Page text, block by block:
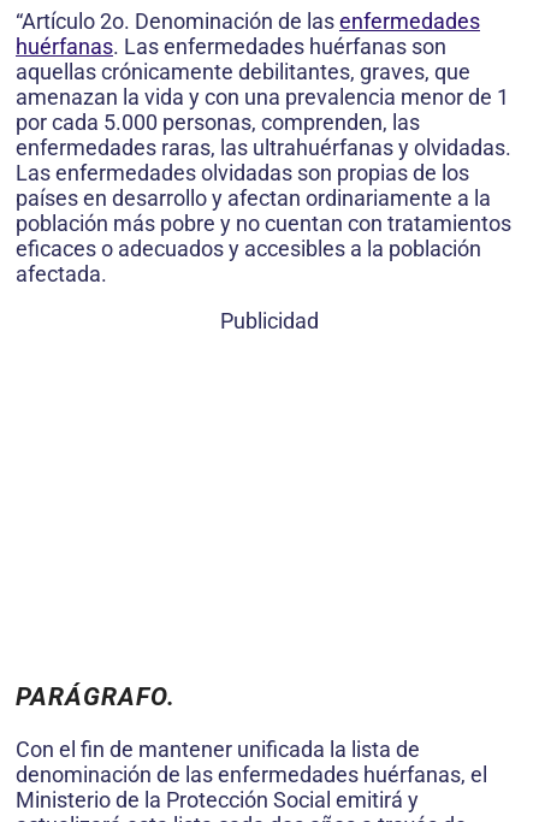
“Artículo 2o. Denominación de lasenfermedades
huérfanas. Las enfermedades huérfanas son
aquellas crónicamente debilitantes, graves, que
amenazan la vida y con una prevalencia menor de 1
por cada 5.000 personas, comprenden, las
enfermedades raras, las ultrahuérfanas y olvidadas.
Las enfermedades olvidadas son propias de los
países en desarrollo y afectan ordinariamente a la
población más pobre y no cuentan con tratamientos
eficaces o adecuados y accesibles a la población
afectada.
Publicidad
PARÁGRAFO.
Con el fin de mantener unificada la lista de
denominación de las enfermedades huérfanas, el
Ministerio de la Protección Social emitirá y